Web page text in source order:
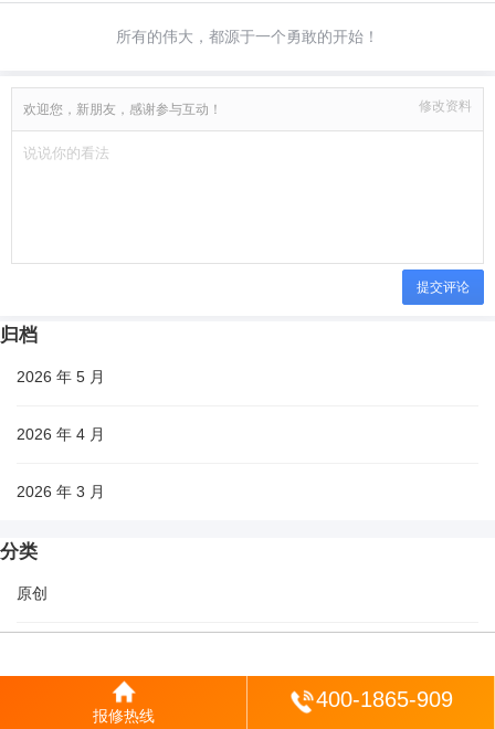
所有的伟大，都源于一个勇敢的开始！
欢迎您，新朋友，感谢参与互动！ 修改资料
提交评论
归档
2026 年 5 月
2026 年 4 月
2026 年 3 月
分类
原创
报修热线
400-1865-909